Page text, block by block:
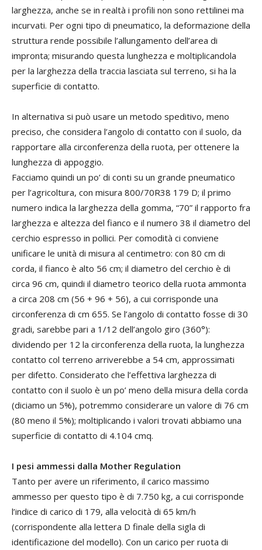
larghezza, anche se in realtà i profili non sono rettilinei ma
incurvati. Per ogni tipo di pneumatico, la deformazione della
struttura rende possibile l’allungamento dell’area di
impronta; misurando questa lunghezza e moltiplicandola
per la larghezza della traccia lasciata sul terreno, si ha la
superficie di contatto.
In alternativa si può usare un metodo speditivo, meno
preciso, che considera l’angolo di contatto con il suolo, da
rapportare alla circonferenza della ruota, per ottenere la
lunghezza di appoggio.
Facciamo quindi un po’ di conti su un grande pneumatico
per l’agricoltura, con misura 800/70R38 179 D; il primo
numero indica la larghezza della gomma, “70” il rapporto fra
larghezza e altezza del fianco e il numero 38 il diametro del
cerchio espresso in pollici. Per comodità ci conviene
unificare le unità di misura al centimetro: con 80 cm di
corda, il fianco è alto 56 cm; il diametro del cerchio è di
circa 96 cm, quindi il diametro teorico della ruota ammonta
a circa 208 cm (56 + 96 + 56), a cui corrisponde una
circonferenza di cm 655. Se l’angolo di contatto fosse di 30
gradi, sarebbe pari a 1/12 dell’angolo giro (360°):
dividendo per 12 la circonferenza della ruota, la lunghezza
contatto col terreno arriverebbe a 54 cm, approssimati
per difetto. Considerato che l’effettiva larghezza di
contatto con il suolo è un po’ meno della misura della corda
(diciamo un 5%), potremmo considerare un valore di 76 cm
(80 meno il 5%); moltiplicando i valori trovati abbiamo una
superficie di contatto di 4.104 cmq.
I pesi ammessi dalla Mother Regulation
Tanto per avere un riferimento, il carico massimo
ammesso per questo tipo è di 7.750 kg, a cui corrisponde
l’indice di carico di 179, alla velocità di 65 km/h
(corrispondente alla lettera D finale della sigla di
identificazione del modello). Con un carico per ruota di